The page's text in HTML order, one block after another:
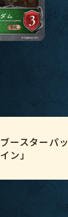
ブースターパ
イン」